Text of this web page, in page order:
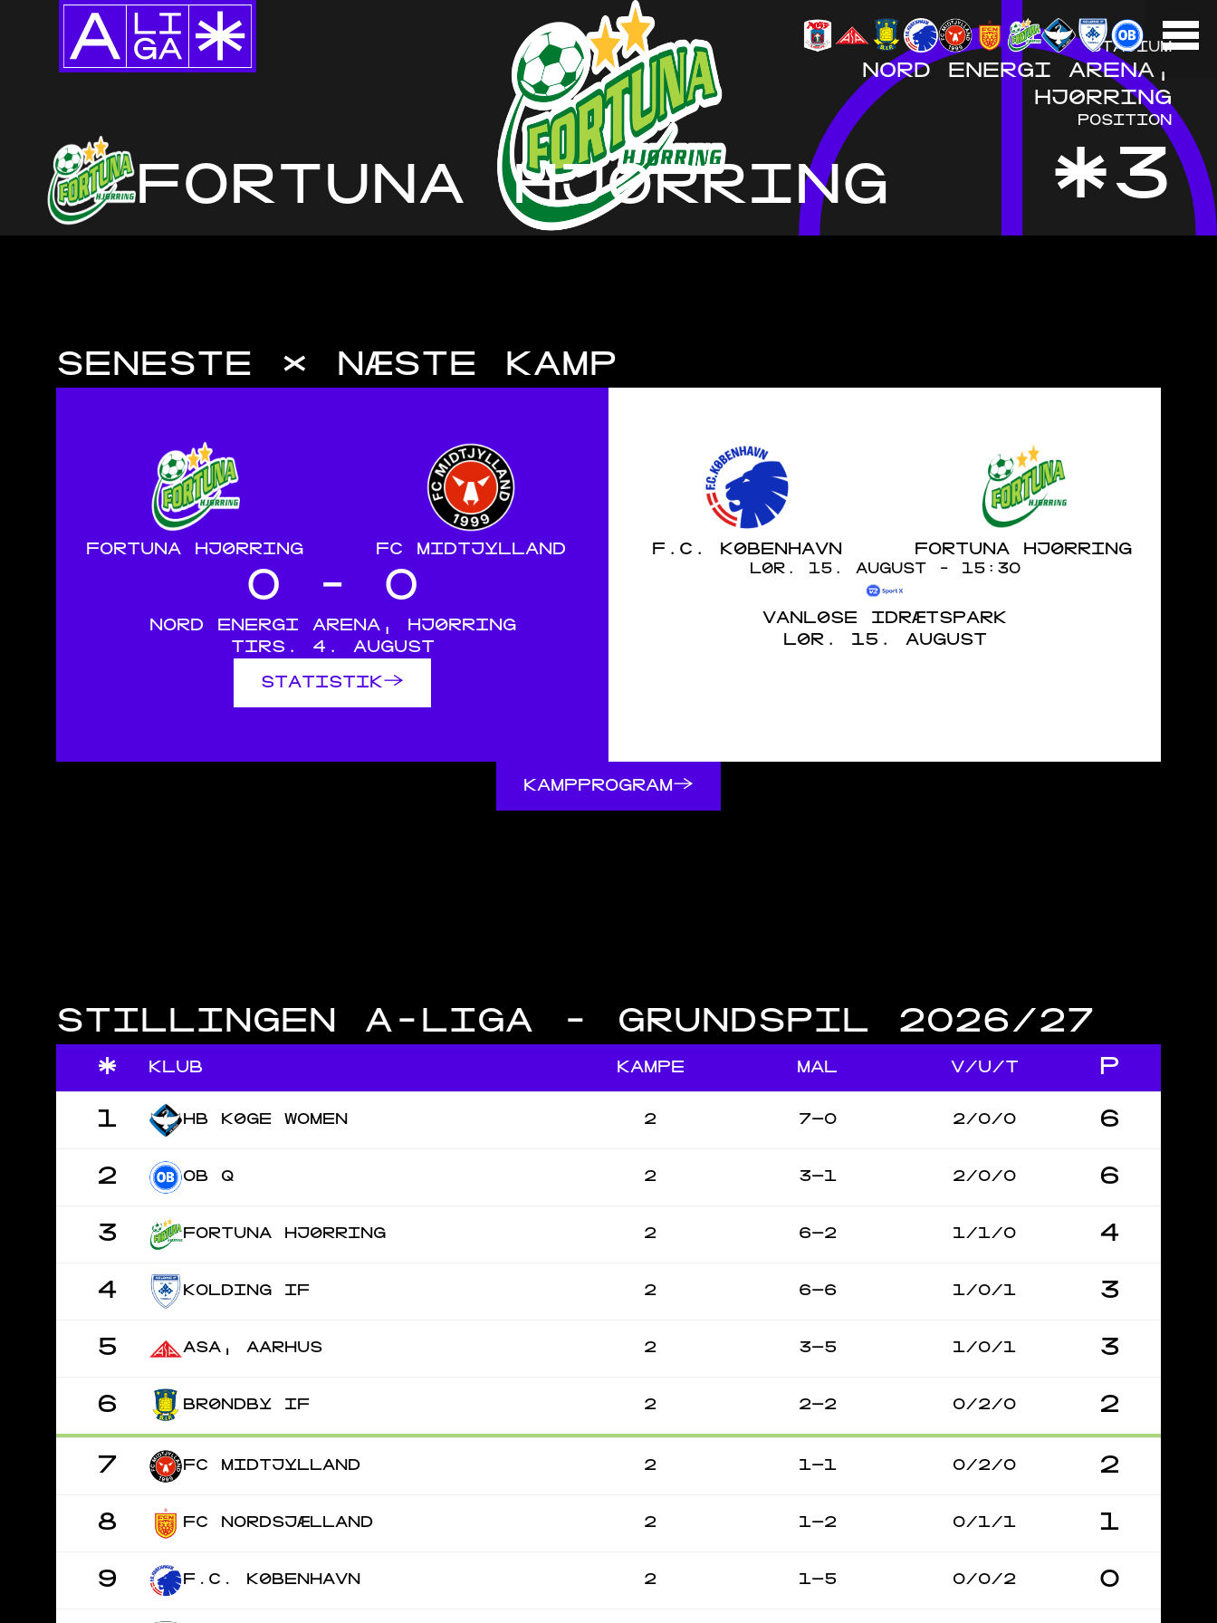
FORTUNA HJØRRING
STADIUM
NORD ENERGI ARENA,
HJØRRING
POSITION
*3
SENESTE & NÆSTE KAMP
FORTUNA HJØRRING FC MIDTJYLLAND
0 - 0
NORD ENERGI ARENA, HJØRRING
TIRS. 4. AUGUST
STATISTIK→
F.C. KØBENHAVN FORTUNA HJØRRING
LØR. 15. AUGUST - 15:30
VANLØSE IDRÆTSPARK
LØR. 15. AUGUST
KAMPPROGRAM→
STILLINGEN A-LIGA - GRUNDSPIL 2026/27
* KLUB KAMPE MÅL V/U/T P
1 HB KØGE WOMEN 2 7–0 2/0/0 6
2 OB Q 2 3–1 2/0/0 6
3 FORTUNA HJØRRING 2 6–2 1/1/0 4
4 KOLDING IF 2 6–6 1/0/1 3
5 ASA, AARHUS 2 3–5 1/0/1 3
6 BRØNDBY IF 2 2–2 0/2/0 2
7 FC MIDTJYLLAND 2 1–1 0/2/0 2
8 FC NORDSJÆLLAND 2 1–2 0/1/1 1
9 F.C. KØBENHAVN 2 1–5 0/0/2 0